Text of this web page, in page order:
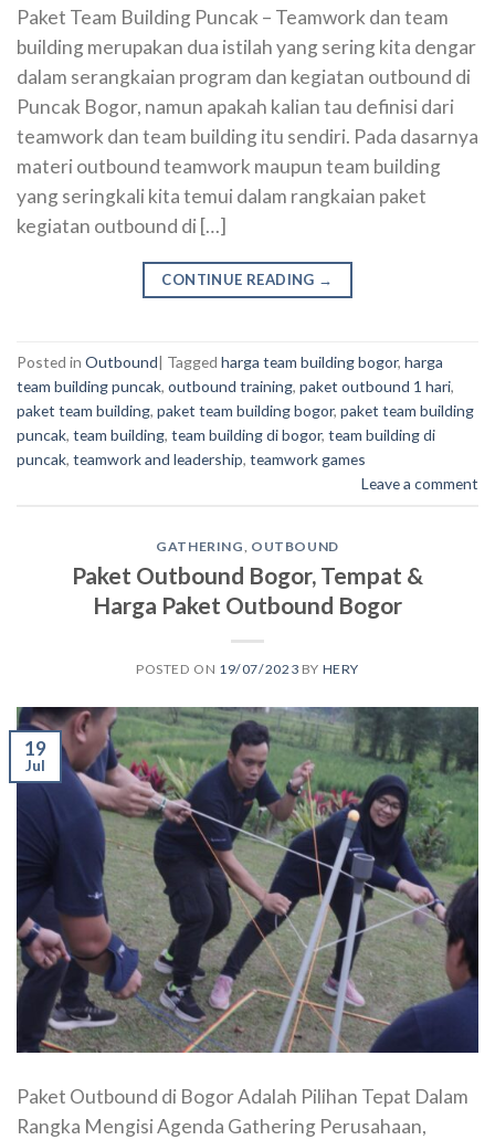
Paket Team Building Puncak – Teamwork dan team
building merupakan dua istilah yang sering kita dengar
dalam serangkaian program dan kegiatan outbound di
Puncak Bogor, namun apakah kalian tau definisi dari
teamwork dan team building itu sendiri. Pada dasarnya
materi outbound teamwork maupun team building
yang seringkali kita temui dalam rangkaian paket
kegiatan outbound di […]
CONTINUE READING →
Posted in Outbound| Tagged harga team building bogor, harga
team building puncak, outbound training, paket outbound 1 hari,
paket team building, paket team building bogor, paket team building
puncak, team building, team building di bogor, team building di
puncak, teamwork and leadership, teamwork games
Leave a comment
GATHERING, OUTBOUND
Paket Outbound Bogor, Tempat &
Harga Paket Outbound Bogor
POSTED ON 19/07/2023 BY HERY
19
Jul
Paket Outbound di Bogor Adalah Pilihan Tepat Dalam
Rangka Mengisi Agenda Gathering Perusahaan,